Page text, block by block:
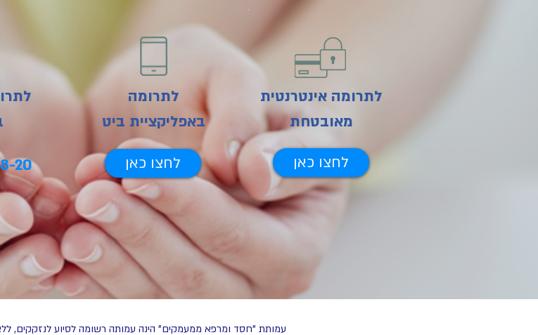
20
לתרומה
באפליקציית ביט
לחצו כאן
לתרומה אינטרנטית
מאובטחת
לחצו כאן
עמותת "חסד ומרפא ממעמקים" הינה עמותה רשומה לסיוע לנזקקים,